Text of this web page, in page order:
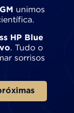
unimos
HP Blue
. Tudo o
sorrisos